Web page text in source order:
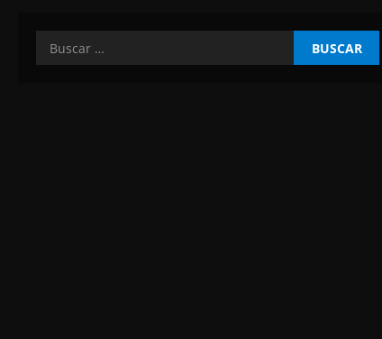
Buscar: